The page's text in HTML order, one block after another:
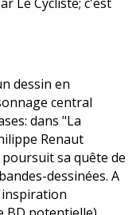
dessin en
central
dans "La
Renaut
sa quête de
dessinées. A